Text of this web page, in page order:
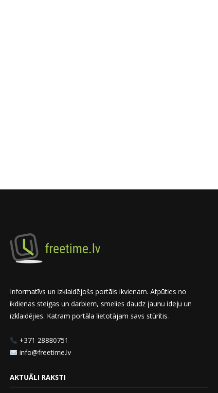
Informatīvs un izklaidējošs portāls ikvienam. Atpūties no
ikdienas steigas un darbiem, smelies daudz jaunu ideju un
izklaidējies. Katram portāla lietotājam savs stūrītis.
+371 28880751
info@freetime.lv
AKTUĀLI RAKSTI